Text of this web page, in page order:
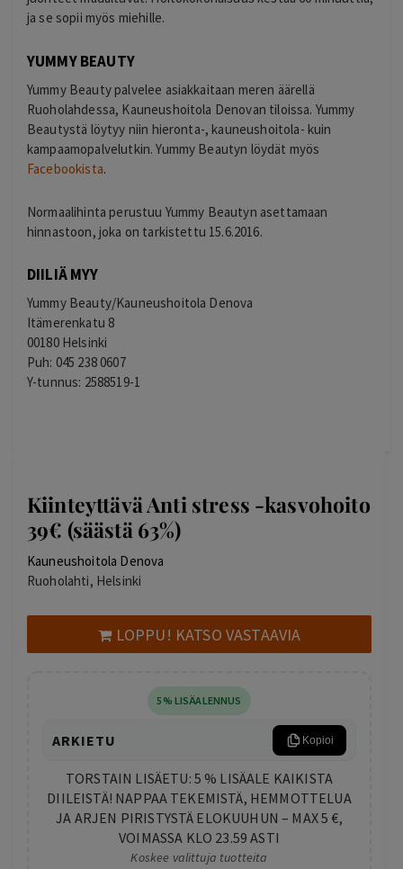
ja se sopii myös miehille.
YUMMY BEAUTY
Yummy Beauty palvelee asiakkaitaan meren äärellä
Ruoholahdessa, Kauneushoitola Denovan tiloissa. Yummy
Beautystä löytyy niin hieronta-, kauneushoitola- kuin
kampaamopalvelutkin. Yummy Beautyn löydät myös
Facebookista.
Normaalihinta perustuu Yummy Beautyn asettamaan
hinnastoon, joka on tarkistettu 15.6.2016.
DIILIÄ MYY
Yummy Beauty/Kauneushoitola Denova
Itämerenkatu 8
00180 Helsinki
Puh: 045 238 0607
Y-tunnus: 2588519-1
Kiinteyttävä Anti stress -kasvohoito
39€ (säästä 63%)
Kauneushoitola Denova
Ruoholahti, Helsinki
LOPPU! KATSO VASTAAVIA
5% LISÄALENNUS
ARKIETU Kopioi
TORSTAIN LISÄETU: 5 % LISÄALE KAIKISTA
DIILEISTÄ! NAPPAA TEKEMISTÄ, HEMMOTTELUA
JA ARJEN PIRISTYSTÄ ELOKUUHUN – MAX 5 €,
VOIMASSA KLO 23.59 ASTI
Koskee valittuja tuotteita